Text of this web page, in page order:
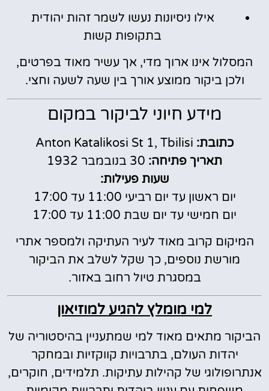
אילו ניסיונות נעשו לשמר זהות יהודית
בתקופות קשות
המסלול אינו ארוך מדי, אך עשיר מאוד בפרטים,
ולכן ביקור ממוצע אורך בין שעה לשעה וחצי.
מידע חיוני לביקור במקום
כתובת:
תאריך פתיחה:
שעות פעילות:
יום ראשון עד יום רביעי 11:00 עד 17:00
יום חמישי עד יום שבת 11:00 עד 17:00
המיקום קרוב מאוד לעיר העתיקה ולמספר אתרי
מורשת נוספים, כך שקל לשלב את הביקור
במסגרת טיול רחוב באזור.
למי מומלץ להגיע למוזיאון
הביקור מתאים מאוד למי שמתעניין בהיסטוריה של
יהדות העולם, בתרבויות קווקזיות ובמחקר
אנתרופולוגי של קהילות עתיקות. תלמידים, חוקרים,